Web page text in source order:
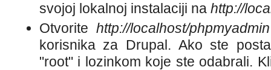
svojoj lokalnoj instalaciji na http://
Otvorite http://localhost/phpmyadmin
korisnika za Drupal. Ako ste
"root" i lozinkom koje ste odabrali.